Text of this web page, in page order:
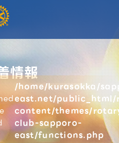
情報
/home/kurasokka/
east.net/
content/themes/
club-sapporo-
east/functions.php